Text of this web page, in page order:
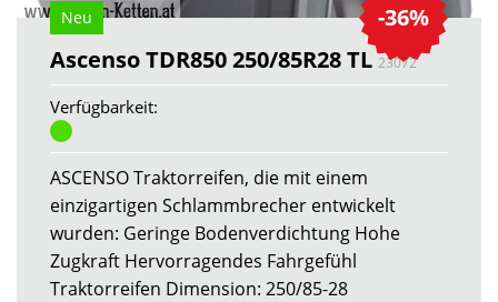
-36%
Neu
Ascenso TDR850 250/85R28 TL23072
Verfügbarkeit:
ASCENSO Traktorreifen, die mit einem
einzigartigen Schlammbrecher entwickelt
wurden: Geringe Bodenverdichtung Hohe
Zugkraft Hervorragendes Fahrgefühl
Traktorreifen Dimension: 250/85-28